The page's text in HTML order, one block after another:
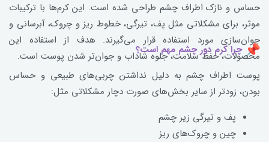
حساس و نازک اطراف چشم طراحی شده است. این کرم‌ها با ترکیبات
موثر، برای مشکلاتی مثل پف، تیرگی، خطوط ریز و چروک، آبرسانی و
جوان‌سازی مورد استفاده قرار می‌گیرند. هدف از استفاده این
محصولات، حفظ سلامت، جلوه شاداب و جوان‌تر شدن پوست است.
چرا کرم دور چشم مهم است؟
پوست اطراف چشم به دلیل نداشتن چربی‌های طبیعی و حساس
بودن، زودتر از سایر بخش‌های صورت دچار مشکلاتی مثل:
پف و تیرگی زیر چشم
چین و چروک‌های ریز